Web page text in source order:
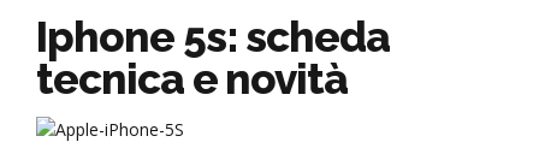
Iphone 5s: scheda
tecnica e novità